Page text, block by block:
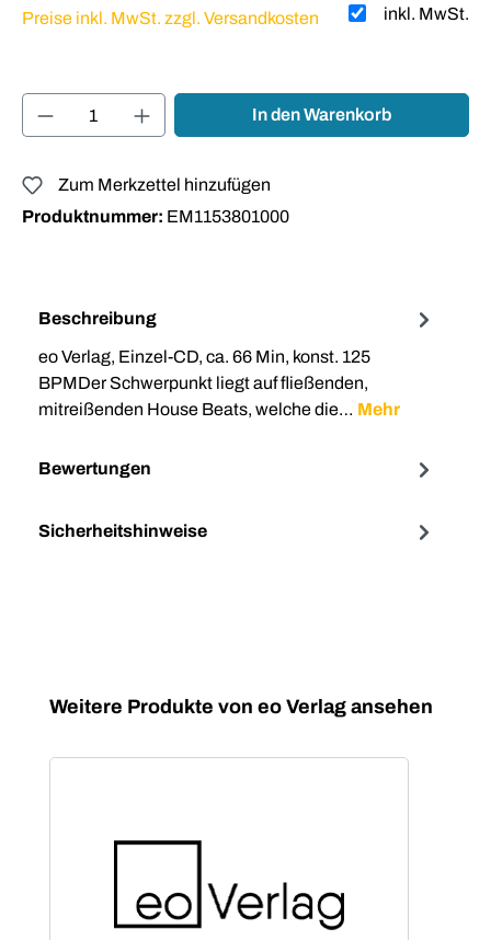
inkl. MwSt.
Preise inkl. MwSt. zzgl. Versandkosten
Produkt Anzahl: Gib den gewünschten
In den Warenkorb
Zum Merkzettel hinzufügen
Produktnummer: EM1153801000
Beschreibung
eo Verlag, Einzel-CD, ca. 66 Min, konst. 125
BPMDer Schwerpunkt liegt auf fließenden,
mitreißenden House Beats, welche die… Mehr
Bewertungen
Sicherheitshinweise
Produktgalerie überspringen
Weitere Produkte von eo Verlag ansehen